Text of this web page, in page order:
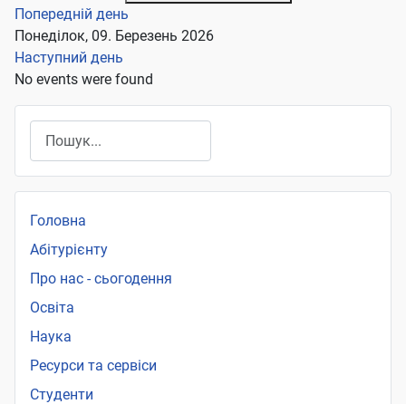
Попередній день
Понеділок, 09. Березень 2026
Наступний день
No events were found
Головна
Абітурієнту
Про нас - сьогодення
Освіта
Наука
Ресурси та сервіси
Студенти